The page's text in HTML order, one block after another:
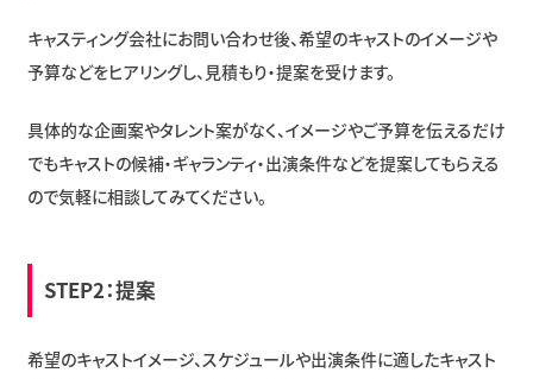
キャスティング会社にお問い合わせ後、希望のキャストのイメージや
予算などをヒアリングし、見積もり・提案を受けます。
具体的な企画案やタレント案がなく、イメージやご予算を伝えるだけ
でもキャストの候補・ギャランティ・出演条件などを提案してもらえる
ので気軽に相談してみてください。
STEP2：提案
希望のキャストイメージ、スケジュールや出演条件に適したキャスト